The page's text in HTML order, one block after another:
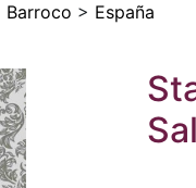
Barroco > España